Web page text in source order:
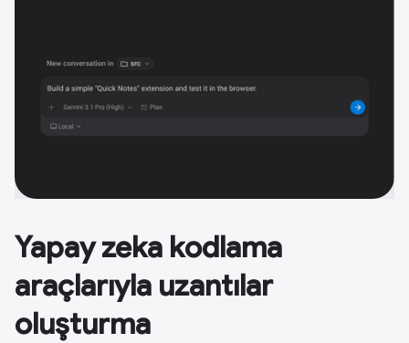
Yapay zeka kodlama
araçlarıyla uzantılar
oluşturma